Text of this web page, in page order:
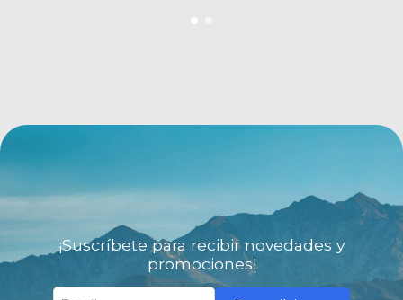
¡Suscríbete para recibir novedades y
promociones!